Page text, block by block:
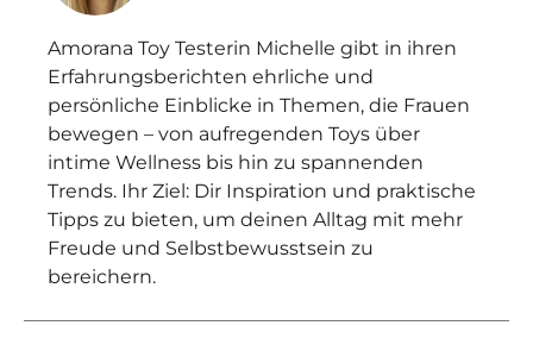
Amorana Toy Testerin Michelle gibt in ihren
Erfahrungsberichten ehrliche und
persönliche Einblicke in Themen, die Frauen
bewegen – von aufregenden Toys über
intime Wellness bis hin zu spannenden
Trends. Ihr Ziel: Dir Inspiration und praktische
Tipps zu bieten, um deinen Alltag mit mehr
Freude und Selbstbewusstsein zu
bereichern.